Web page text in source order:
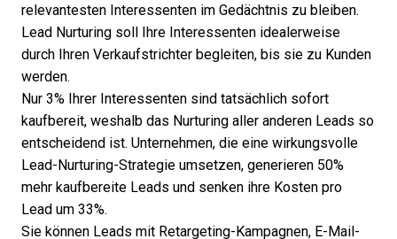
relevantesten Interessenten im Gedächtnis zu bleiben.
Lead Nurturing soll Ihre Interessenten idealerweise
durch Ihren Verkaufstrichter begleiten, bis sie zu Kunden
werden.
Nur 3% Ihrer Interessenten sind tatsächlich sofort
kaufbereit, weshalb das Nurturing aller anderen Leads so
entscheidend ist. Unternehmen, die eine wirkungsvolle
Lead-Nurturing-Strategie umsetzen, generieren 50%
mehr kaufbereite Leads und senken ihre Kosten pro
Lead um 33%.
Sie können Leads mit Retargeting-Kampagnen, E-Mail-